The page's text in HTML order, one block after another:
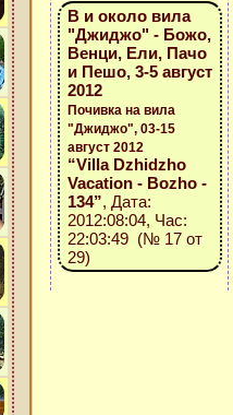
В и около вила
"Джиджо" - Божо,
Венци, Ели, Пачо
и Пешо, 3-5 август
2012
Почивка на вила
"Джиджо", 03-15
август 2012
“Villa Dzhidzho
Vacation - Bozho -
134”, Дата:
2012:08:04, Час:
22:03:49 (№ 17 от
29)